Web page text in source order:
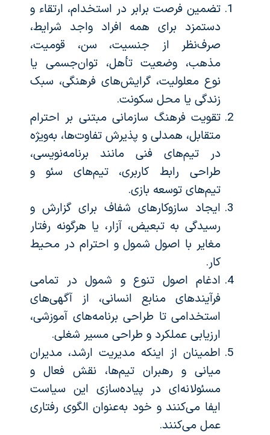
تضمین فرصت برابر در استخدام، ارتقاء و
دستمزد برای همه افراد واجد شرایط،
صرف‌نظر از جنسیت، سن، قومیت،
مذهب، وضعیت تأهل، توان‌جسمی یا
نوع معلولیت، گرایش‌های فرهنگی، سبک
زندگی یا محل سکونت.
تقویت فرهنگ سازمانی مبتنی بر احترام
متقابل، همدلی و پذیرش تفاوت‌ها، به‌ویژه
در تیم‌های فنی مانند برنامه‌نویسی،
طراحی رابط کاربری، تیم‌های سئو و
تیم‌های توسعه بازی.
ایجاد سازوکارهای شفاف برای گزارش و
رسیدگی به تبعیض، آزار، یا هرگونه رفتار
مغایر با اصول شمول و احترام در محیط
کار.
ادغام اصول تنوع و شمول در تمامی
فرآیندهای منابع انسانی، از آگهی‌های
استخدامی تا طراحی برنامه‌های آموزشی،
ارزیابی عملکرد و طراحی مسیر شغلی.
اطمینان از اینکه مدیریت ارشد، مدیران
میانی و رهبران تیم‌ها، نقش فعال و
مسئولانه‌ای در پیاده‌سازی این سیاست
ایفا می‌کنند و خود به‌عنوان الگوی رفتاری
عمل می‌کنند.